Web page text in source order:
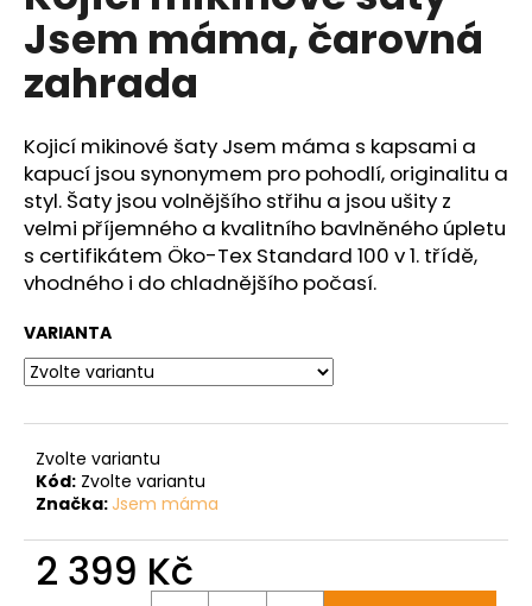
5,0
z
5
hvězdiček.
Jsem máma, čarovná
zahrada
Kojicí mikinové šaty Jsem máma s kapsami a
kapucí jsou synonymem pro pohodlí, originalitu a
styl. Šaty jsou volnějšího střihu a jsou ušity z
velmi příjemného a kvalitního bavlněného úpletu
s certifikátem Öko-Tex Standard 100 v 1. třídě,
vhodného i do chladnějšího počasí.
VARIANTA
Zvolte variantu
Kód: Zvolte variantu
Značka: Jsem máma
2 399 Kč
u
j
e
m
e